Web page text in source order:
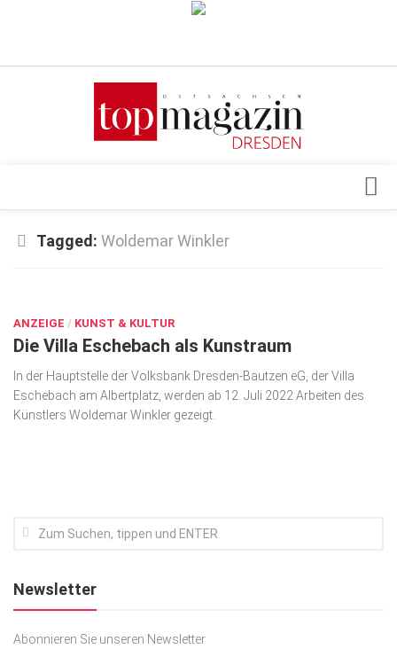
Verkaufsstellen
Top Gesundheitsforum Dresden / Ostsachsen
Geschäft
gesund & schön
Gesellschaft
Kunst & Kultur
SACHSEN IN PARIS
Tagged: Woldemar Winkler
ANZEIGE / KUNST & KULTUR
Die Villa Eschebach als Kunstraum
In der Hauptstelle der Volksbank Dresden-Bautzen eG, der Villa
Eschebach am Albertplatz, werden ab 12. Juli 2022 Arbeiten des
Künstlers Woldemar Winkler gezeigt.
Newsletter
Abonnieren Sie unseren Newsletter